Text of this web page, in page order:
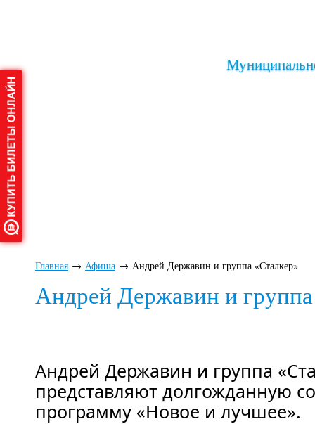
Главная → Афиша → Андрей Державин и группа «Сталкер»
Андрей Державин и группа
Андрей Державин и группа
представляют долгожданную
программу «Новое и лучшее».